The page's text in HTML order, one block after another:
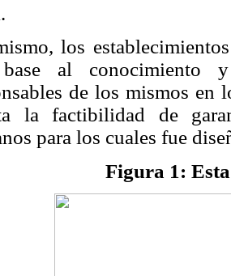
los
al conocimiento
de los mismos en
la factibilidad de
para los cuales fue
Figura 1: